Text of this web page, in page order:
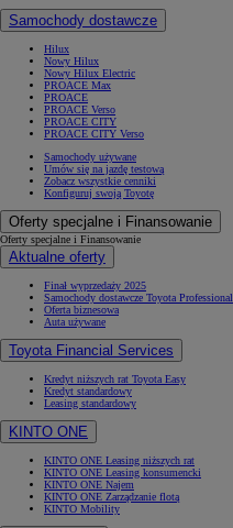
Samochody dostawcze
Hilux
Nowy Hilux
Nowy Hilux Electric
PROACE Max
PROACE
PROACE Verso
PROACE CITY
PROACE CITY Verso
Samochody używane
Umów się na jazdę testową
Zobacz wszystkie cenniki
Konfiguruj swoją Toyotę
Oferty specjalne i Finansowanie
Oferty specjalne i Finansowanie
Aktualne oferty
Finał wyprzedaży 2025
Samochody dostawcze Toyota Professional
Oferta biznesowa
Auta używane
Toyota Financial Services
Kredyt niższych rat Toyota Easy
Kredyt standardowy
Leasing standardowy
KINTO ONE
KINTO ONE Leasing niższych rat
KINTO ONE Leasing konsumencki
KINTO ONE Najem
KINTO ONE Zarządzanie flotą
KINTO Mobility